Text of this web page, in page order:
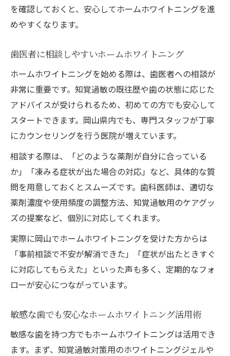
を確認しておくと、安心してホームホワイトニングを進
めやすくなります。
歯医者に相談しやすいホームホワイトニング
ホームホワイトニングを始める際は、歯医者への相談が
非常に重要です。知覚過敏の既往歴や歯の状態に応じた
アドバイスが受けられるため、初めての方でも安心して
スタートできます。岡山県内でも、専門スタッフが丁寧
にカウンセリングを行う医院が増えています。
相談する際は、「どのような薬剤が自分に合っている
か」「凍みる症状が出た場合の対応」など、具体的な質
問を用意しておくとスムーズです。歯科医師は、適切な
薬剤濃度や使用頻度の調整方法、知覚過敏用のケアグッ
ズの提案など、個別に対応してくれます。
実際に岡山でホームホワイトニングを受けた方からは
「事前相談で不安が解消できた」「症状が出たときすぐ
に対応してもらえた」といった声も多く、定期的なフォ
ローが安心につながっています。
敏感な歯でも安心なホームホワイトニング活用術
敏感な歯を持つ方でもホームホワイトニングは活用でき
ます。まず、知覚過敏対策用のホワイトニングジェルや